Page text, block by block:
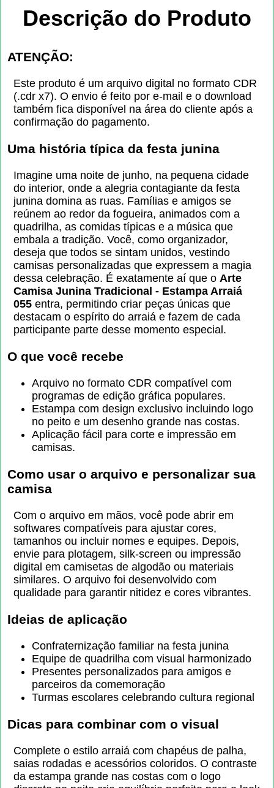
Descrição do Produto
ATENÇÃO:
Este produto é um arquivo digital no formato CDR
(.cdr x7). O envio é feito por e-mail e o download
também fica disponível na área do cliente após a
confirmação do pagamento.
Uma história típica da festa junina
Imagine uma noite de junho, na pequena cidade
do interior, onde a alegria contagiante da festa
junina domina as ruas. Famílias e amigos se
reúnem ao redor da fogueira, animados com a
quadrilha, as comidas típicas e a música que
embala a tradição. Você, como organizador,
deseja que todos se sintam unidos, vestindo
camisas personalizadas que expressem a magia
dessa celebração. É exatamente aí que o Arte
Camisa Junina Tradicional - Estampa Arraiá
055 entra, permitindo criar peças únicas que
destacam o espírito do arraiá e fazem de cada
participante parte desse momento especial.
O que você recebe
Arquivo no formato CDR compatível com
programas de edição gráfica populares.
Estampa com design exclusivo incluindo logo
no peito e um desenho grande nas costas.
Aplicação fácil para corte e impressão em
camisas.
Como usar o arquivo e personalizar sua
camisa
Com o arquivo em mãos, você pode abrir em
softwares compatíveis para ajustar cores,
tamanhos ou incluir nomes e equipes. Depois,
envie para plotagem, silk-screen ou impressão
digital em camisetas de algodão ou materiais
similares. O arquivo foi desenvolvido com
qualidade para garantir nitidez e cores vibrantes.
Ideias de aplicação
Confraternização familiar na festa junina
Equipe de quadrilha com visual harmonizado
Presentes personalizados para amigos e
parceiros da comemoração
Turmas escolares celebrando cultura regional
Dicas para combinar com o visual
Complete o estilo arraiá com chapéus de palha,
saias rodadas e acessórios coloridos. O contraste
da estampa grande nas costas com o logo